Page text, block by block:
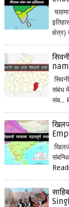
संबंध में
संब...